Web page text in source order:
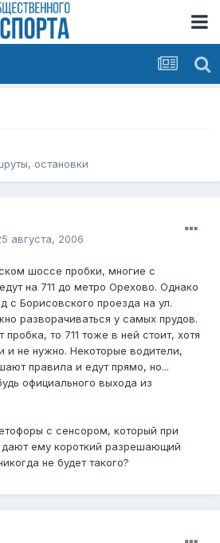
остановки
августа, 2006
шоссе пробки, многие с
на 711 до метро Орехово. Однако
с Борисовского проезда на ул.
разворачиваться у самых прудов.
пробка, то 711 тоже в ней стоит, хотя
и не нужно. Некоторые водители,
правила и едут прямо, но...
официального выхода из
с сенсором, который при
ему короткий разрешающий
не будет такого?